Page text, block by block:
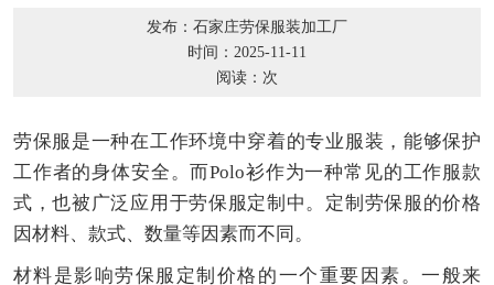
发布：石家庄劳保服装加工厂
时间：2025-11-11
阅读： 次
劳保服是一种在工作环境中穿着的专业服装，能够保护
工作者的身体安全。而Polo衫作为一种常见的工作服款
式，也被广泛应用于劳保服定制中。定制劳保服的价格
因材料、款式、数量等因素而不同。
材料是影响劳保服定制价格的一个重要因素。一般来